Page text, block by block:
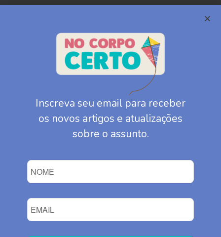
QUEM SOMOS
de saúde mental, de educação e muitas outras
áreas preocupadas e preocupados com as
intervenções da medicina transgênero em
crianças, adolescentes e jovens.
Inscreva seu email para receber
os novos artigos e atualizações
sobre o assunto.